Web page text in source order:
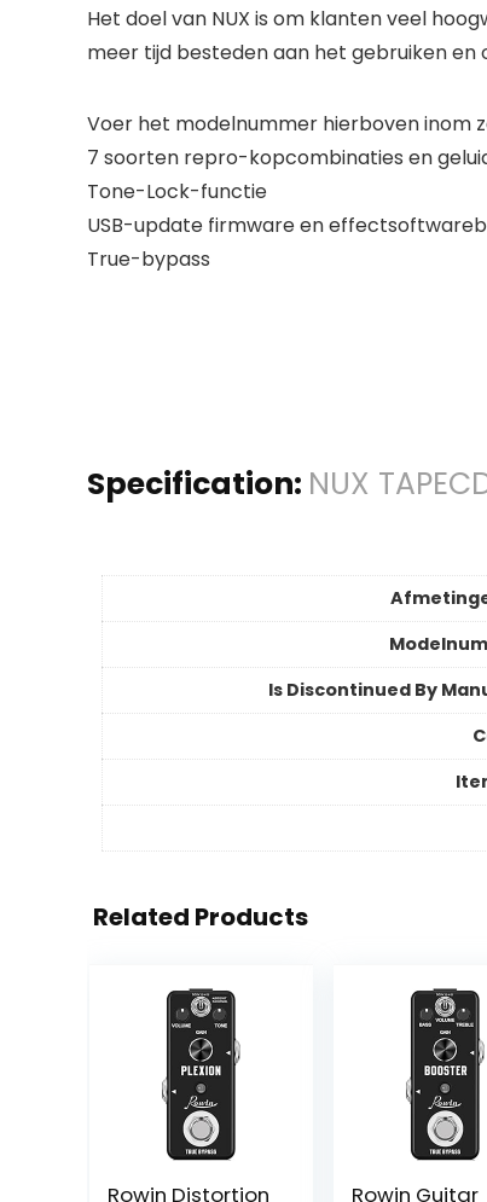
Het doel van NUX is om klanten veel
meer tijd besteden aan het gebruiken en
Voer het modelnummer hierboven inom
7 soorten repro-kopcombinaties en
Tone-Lock-functie
USB-update firmware en
True-bypass
Specification: NUX
Is Discontinued By
Related Products
Rowin Distortion Rowin Guitar